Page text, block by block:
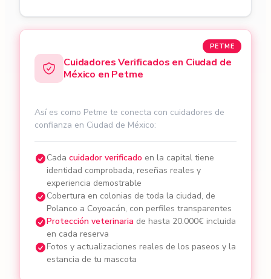
PETME
Cuidadores Verificados en Ciudad de
México en Petme
Así es como Petme te conecta con cuidadores de
confianza en Ciudad de México:
Cada cuidador verificado en la capital tiene
identidad comprobada, reseñas reales y
experiencia demostrable
Cobertura en colonias de toda la ciudad, de
Polanco a Coyoacán, con perfiles transparentes
Protección veterinaria de hasta 20.000€ incluida
en cada reserva
Fotos y actualizaciones reales de los paseos y la
estancia de tu mascota